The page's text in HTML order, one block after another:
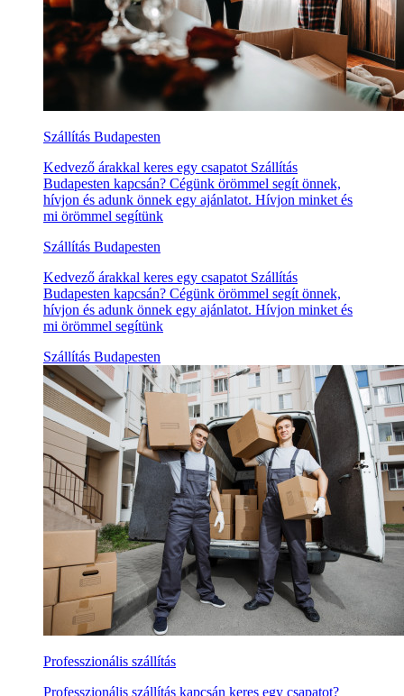
Szállítás Budapesten
Kedvező árakkal keres egy csapatot Szállítás
Budapesten kapcsán? Cégünk örömmel segít önnek,
hívjon és adunk önnek egy ajánlatot. Hívjon minket és
mi örömmel segítünk
Szállítás Budapesten
Kedvező árakkal keres egy csapatot Szállítás
Budapesten kapcsán? Cégünk örömmel segít önnek,
hívjon és adunk önnek egy ajánlatot. Hívjon minket és
mi örömmel segítünk
Szállítás Budapesten
Professzionális szállítás
Professzionális szállítás kapcsán keres egy csapatot?